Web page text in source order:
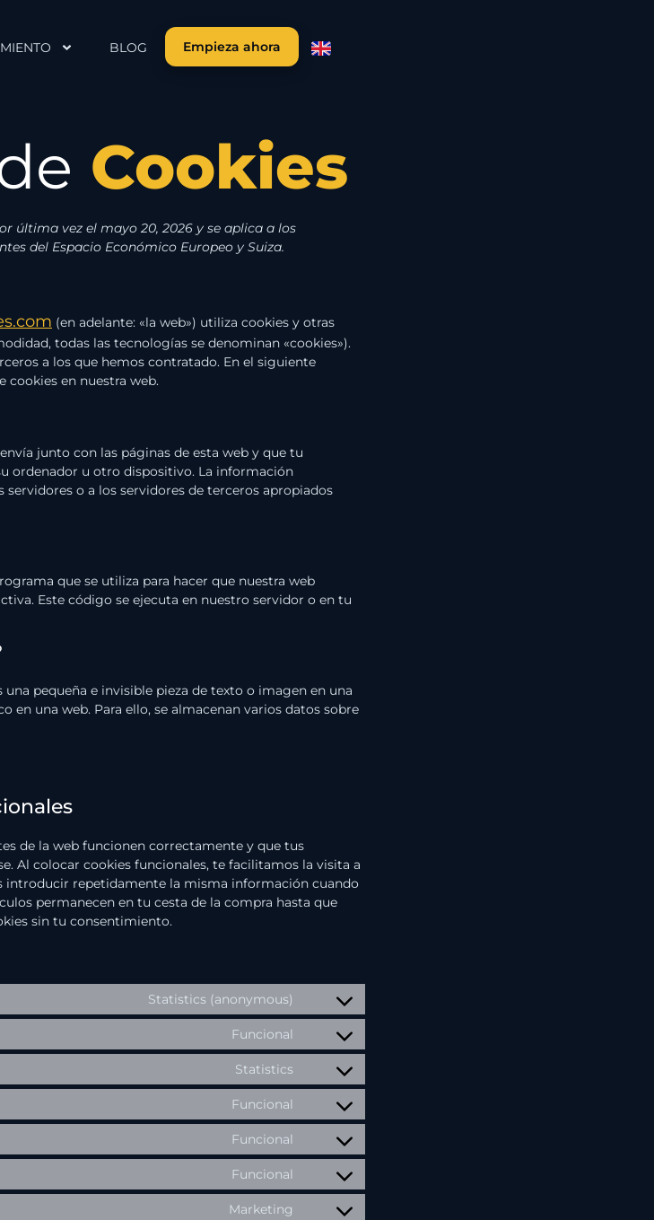
BLOG Empieza ahora
Cookies
última vez el mayo 20, 2026 y se aplica a los
del Espacio Económico Europeo y Suiza.
(en adelante: «la web») utiliza cookies y otras
todas las tecnologías se denominan «cookies»).
a los que hemos contratado. En el siguiente
en nuestra web.
junto con las páginas de esta web y que tu
ordenador u otro dispositivo. La información
o a los servidores de terceros apropiados
que se utiliza para hacer que nuestra web
Este código se ejecuta en nuestro servidor o en tu
pequeña e invisible pieza de texto o imagen en una
en una web. Para ello, se almacenan varios datos sobre
de la web funcionen correctamente y que tus
Al colocar cookies funcionales, te facilitamos la visita a
introducir repetidamente la misma información cuando
permanecen en tu cesta de la compra hasta que
sin tu consentimiento.
Statistics (anonymous)
Funcional
Statistics
Funcional
Funcional
Funcional
Marketing